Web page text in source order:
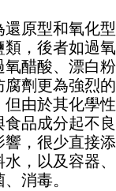
原型和氧化
類，後者如過
氧醋酸、漂白
腐劑更為強烈
但由於其化學
食品成分起不
，很少直接
水，以及容器
消毒。